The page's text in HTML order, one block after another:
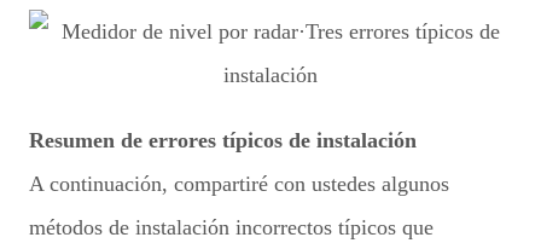
Resumen de errores típicos de instalación
A continuación, compartiré con ustedes algunos
métodos de instalación incorrectos típicos que